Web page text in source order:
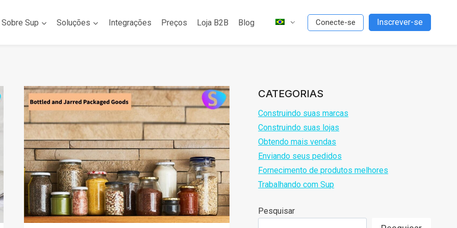
Sobre Sup Soluções Integrações Preços Loja B2B Blog Conecte-se Inscrever-se
CATEGORIAS
Construindo suas marcas
Construindo suas lojas
Obtendo mais vendas
Enviando seus pedidos
Fornecimento de produtos melhores
Trabalhando com Sup
Pesquisar